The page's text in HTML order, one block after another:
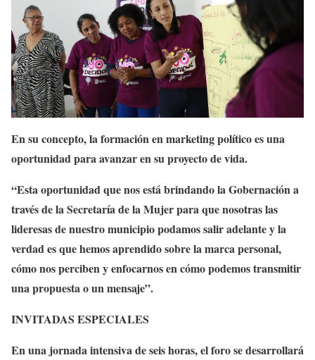
En su concepto, la formación en marketing político es una
oportunidad para avanzar en su proyecto de vida.
“Esta oportunidad que nos está brindando la Gobernación a
través de la Secretaría de la Mujer para que nosotras las
lideresas de nuestro municipio podamos salir adelante y la
verdad es que hemos aprendido sobre la marca personal,
cómo nos perciben y enfocarnos en cómo podemos transmitir
una propuesta o un mensaje”.
INVITADAS ESPECIALES
En una jornada intensiva de seis horas, el foro se desarrollará